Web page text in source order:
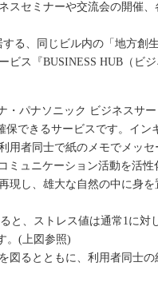
セミナーや交流会の開催
る、同じビル内の「地方創
ス『BUSINESS HUB（ビ
パナソニック ビジネスサ
できるサービスです。イン
用者同士で紙のメモでメッ
ミュニケーション活動を活性
し、雄大な自然の中に身
、ストレス値は通常1に対
。(上図参照)
るとともに、利用者同士